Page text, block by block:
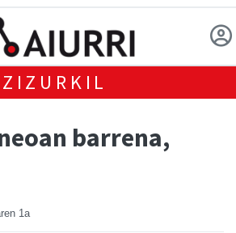
ZIZURKIL
barrena,
1a